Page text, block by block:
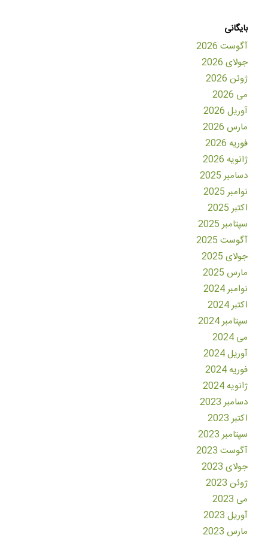
بایگانی
آگوست 2026
جولای 2026
ژوئن 2026
می 2026
آوریل 2026
مارس 2026
فوریه 2026
ژانویه 2026
دسامبر 2025
نوامبر 2025
اکتبر 2025
سپتامبر 2025
آگوست 2025
جولای 2025
مارس 2025
نوامبر 2024
اکتبر 2024
سپتامبر 2024
می 2024
آوریل 2024
فوریه 2024
ژانویه 2024
دسامبر 2023
اکتبر 2023
سپتامبر 2023
آگوست 2023
جولای 2023
ژوئن 2023
می 2023
آوریل 2023
مارس 2023